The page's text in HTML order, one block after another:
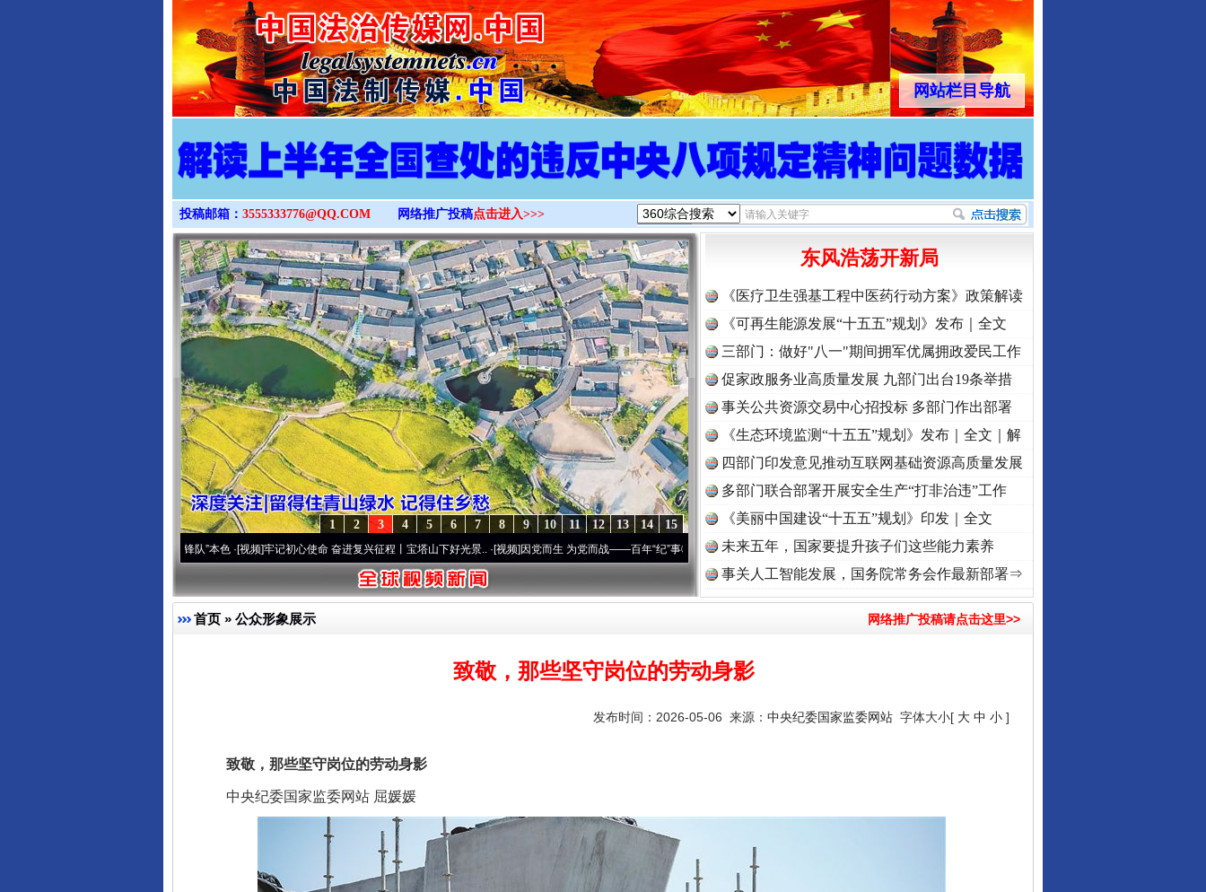
>
网站栏目导航
投稿邮箱： 3555333776@QQ.COM 网络推广投稿点击进入>>>
15
14
13
12
11
10
9
8
7
6
5
4
3
2
1
牢记初心使命 奋进复兴征程丨宝塔山下好光景.. ·[视频]因党而生 为党而战——百年“纪”事⑧加强纪律..·[视频] 牢记初心使命 奋进复兴征程丨“转折之城”激荡..·[视频]牢记初心使命 奋进复兴征程丨红船起航处 潮起..
东风浩荡开新局
《医疗卫生强基工程中医药行动方案》政策解读
《可再生能源发展“十五五”规划》发布｜全文
三部门：做好"八一"期间拥军优属拥政爱民工作
促家政服务业高质量发展 九部门出台19条举措
事关公共资源交易中心招投标 多部门作出部署
《生态环境监测“十五五”规划》发布｜全文｜解
读
四部门印发意见推动互联网基础资源高质量发展
多部门联合部署开展安全生产“打非治违”工作
《美丽中国建设“十五五”规划》印发｜全文
未来五年，国家要提升孩子们这些能力素养
事关人工智能发展，国务院常务会作最新部署⇒
首页 » 公众形象展示 网络推广投稿请点击这里>>
致敬，那些坚守岗位的劳动身影
发布时间：2026-05-06 来源： 中央纪委国家监委网站 字体大小[ 大 中 小 ]
致敬，那些坚守岗位的劳动身影
中央纪委国家监委网站 屈媛媛